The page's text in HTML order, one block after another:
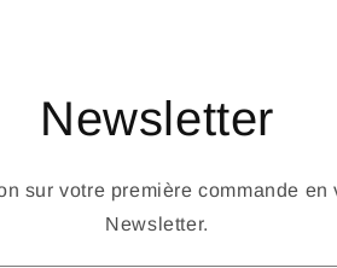
Newsletter
sur votre première commande
Newsletter.